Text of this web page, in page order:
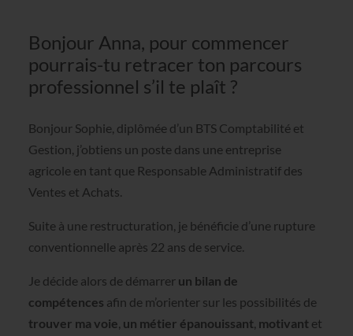
Bonjour Anna, pour commencer
pourrais-tu retracer ton parcours
professionnel s’il te plaît ?
Bonjour Sophie, diplômée d’un BTS Comptabilité et
Gestion, j’obtiens un poste dans une entreprise
agricole en tant que Responsable Administratif des
Ventes et Achats.
Suite à une restructuration, je bénéficie d’une rupture
conventionnelle après 22 ans de service.
Je décide alors de démarrer un bilan de
compétences afin de m’orienter sur les possibilités de
trouver ma voie, un métier épanouissant, motivant et